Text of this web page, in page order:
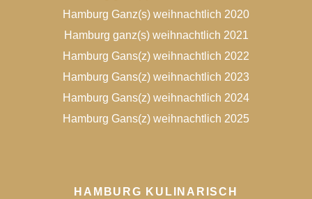
Hamburg Ganz(s) weihnachtlich 2020
Hamburg ganz(s) weihnachtlich 2021
Hamburg Gans(z) weihnachtlich 2022
Hamburg Gans(z) weihnachtlich 2023
Hamburg Gans(z) weihnachtlich 2024
Hamburg Gans(z) weihnachtlich 2025
HAMBURG KULINARISCH